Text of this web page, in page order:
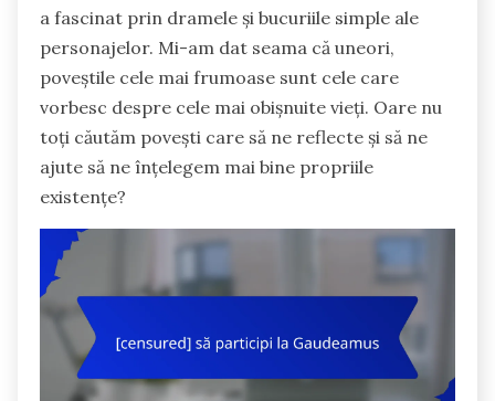
a fascinat prin dramele și bucuriile simple ale
personajelor. Mi-am dat seama că uneori,
poveștile cele mai frumoase sunt cele care
vorbesc despre cele mai obișnuite vieți. Oare nu
toți căutăm povești care să ne reflecte și să ne
ajute să ne înțelegem mai bine propriile
existențe?